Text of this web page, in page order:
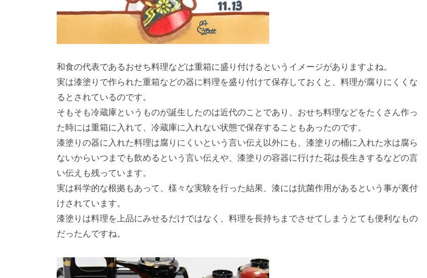
和⾷の代表であるおせち料理などは重箱に盛り付けるというイメージがありますよね。
実は漆塗りで作られた重箱などの器に料理を盛り付けて保存しておくと、料理が腐りにくくな
るとされているのです。
そもそも冷蔵庫というものが誕⽣したのは近代のことであり、おせち料理などをたくさん作っ
た時には重箱に⼊れて、冷蔵庫に⼊れない状態で保存することもあったのです。
漆塗りの器に⼊れた料理は腐りにくいという⾔い伝え以外にも、漆塗りの桶に⼊れた⽔は腐ら
ないからいつまでも飲めるという⾔い伝えや、漆塗りの容器に⾏けた花は⻑⽣きするなどの⾔
い伝えも残っています。
実は科学的な根拠もあって、様々な実験を⾏った結果、漆には抗菌作⽤があるという事が裏付
けされています。
漆塗りは料理を上品にみせるだけではなく、料理を⻑持ちまでさせてしまうとても便利なもの
だったんですね。